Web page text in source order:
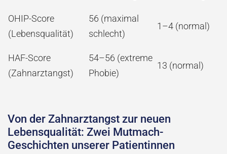
OHIP-Score
(Lebensqualität)
56 (maximal
schlecht)
1–4 (normal)
HAF-Score
(Zahnarztangst)
54–56 (extreme
Phobie)
13 (normal)
Von der Zahnarztangst zur neuen
Lebensqualität: Zwei Mutmach-
Geschichten unserer Patientinnen